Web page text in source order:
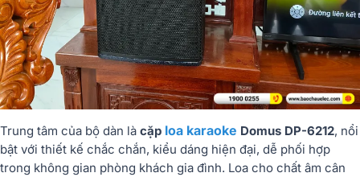
Trung tâm của bộ dàn là cặp loa karaoke Domus DP-6212, nổi
bật với thiết kế chắc chắn, kiểu dáng hiện đại, dễ phối hợp
trong không gian phòng khách gia đình. Loa cho chất âm cân